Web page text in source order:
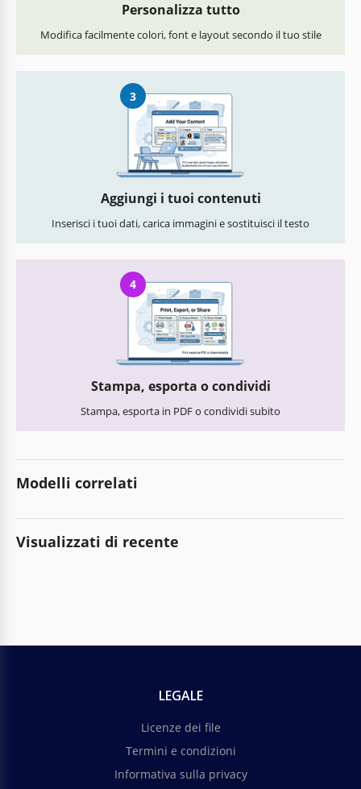
Personalizza tutto
Modifica facilmente colori, font e layout secondo il tuo stile
3
Aggiungi i tuoi contenuti
Inserisci i tuoi dati, carica immagini e sostituisci il testo
4
Stampa, esporta o condividi
Stampa, esporta in PDF o condividi subito
Modelli correlati
Visualizzati di recente
LEGALE
Licenze dei file
Termini e condizioni
Informativa sulla privacy